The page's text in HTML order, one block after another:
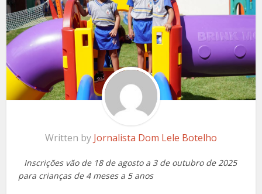
Written by Jornalista Dom Lele Botelho
Inscrições vão de 18 de agosto a 3 de outubro de 2025
para crianças de 4 meses a 5 anos